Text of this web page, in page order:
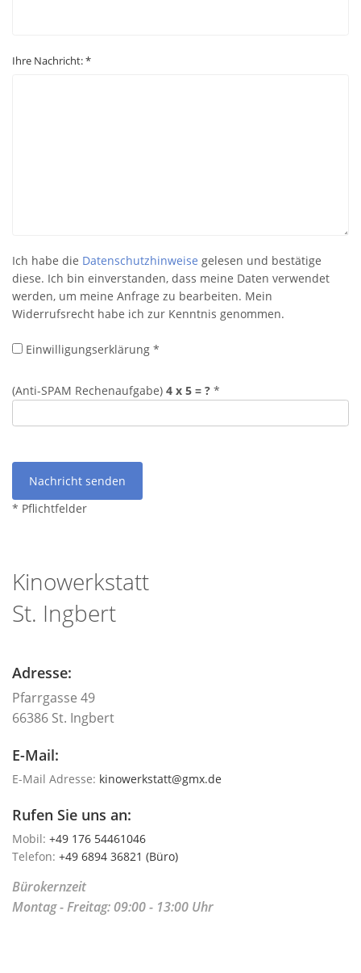
Ihre Nachricht: *
Ich habe die Datenschutzhinweise gelesen und bestätige
diese. Ich bin einverstanden, dass meine Daten verwendet
werden, um meine Anfrage zu bearbeiten. Mein
Widerrufsrecht habe ich zur Kenntnis genommen.
Einwilligungserklärung *
(Anti-SPAM Rechenaufgabe) 4 x 5 = ? *
Nachricht senden
* Pflichtfelder
Kinowerkstatt
St. Ingbert
Adresse:
Pfarrgasse 49
66386 St. Ingbert
E-Mail:
E-Mail Adresse: kinowerkstatt@gmx.de
Rufen Sie uns an:
Mobil: +49 176 54461046
Telefon: +49 6894 36821 (Büro)
Bürokernzeit
Montag - Freitag: 09:00 - 13:00 Uhr